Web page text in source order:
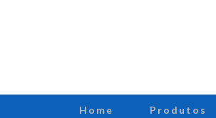
Home Produtos